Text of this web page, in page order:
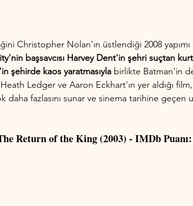
Christopher Nolan'ın üstlendiği 2008
başsavcısı Harvey Dent'in şehri suçtan
şehirde kaos yaratmasıyla birlikte Batman'in
Ledger ve Aaron Eckhart'ın yer aldığı
daha fazlasını sunar ve sinema tarihine geçen
Return of the King (2003) - IMDb